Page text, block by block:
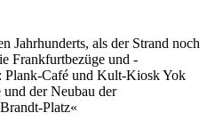
Jahrhunderts, als der Strand noch
Frankfurtbezüge und -
Plank-Café und Kult-Kiosk Yok
der Neubau der
Platz«